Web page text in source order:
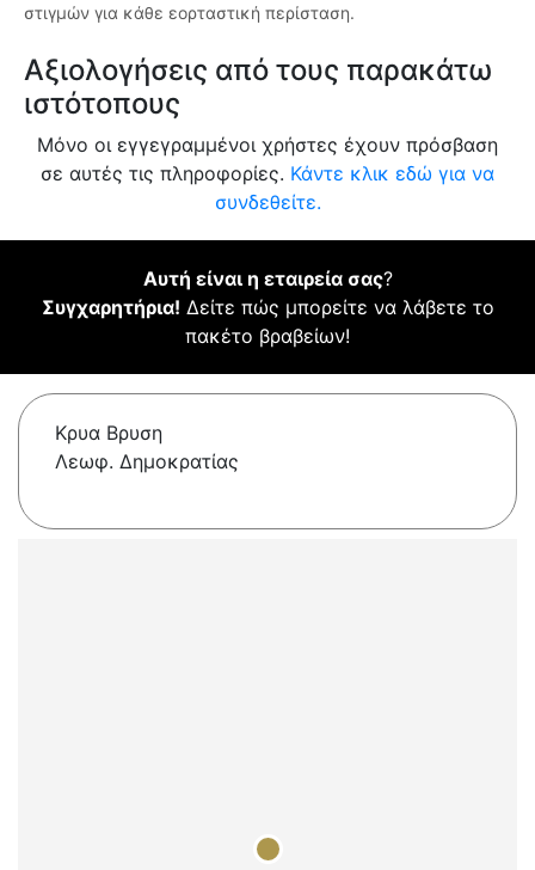
στιγμών για κάθε εορταστική περίσταση.
Αξιολογήσεις από τους παρακάτω
ιστότοπους
Μόνο οι εγγεγραμμένοι χρήστες έχουν πρόσβαση
σε αυτές τις πληροφορίες. Κάντε κλικ εδώ για να
συνδεθείτε.
Αυτή είναι η εταιρεία σας?
Συγχαρητήρια! Δείτε πώς μπορείτε να λάβετε το
πακέτο βραβείων!
Κρυα Βρυση
Λεωφ. Δημοκρατίας